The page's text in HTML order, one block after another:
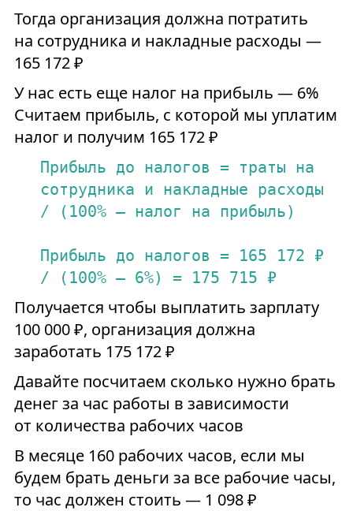
Тогда организация должна потратить
на сотрудника и накладные расходы —
165 172 ₽
У нас есть еще налог на прибыль — 6%
Считаем прибыль, с которой мы уплатим
налог и получим 165 172 ₽
Прибыль до налогов = траты
на
сотрудника
и накладные расходы
/
(100% – налог на прибыль)
Прибыль до налогов = 165 172 ₽
/
(100% – 6%) = 175 715 ₽
Получается чтобы выплатить зарплату
100 000 ₽, организация должна
заработать 175 172 ₽
Давайте посчитаем сколько нужно брать
денег за час работы в зависимости
от количества рабочих часов
В месяце 160 рабочих часов, если мы
будем брать деньги за все рабочие часы,
то час должен стоить — 1 098 ₽